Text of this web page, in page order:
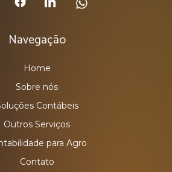
Navegação
Home
Sobre nós
Contábeis
Outros Serviços
para Agro
Contato